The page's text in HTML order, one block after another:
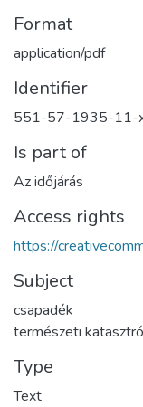
Format
application/pdf
Identifier
551-57-1935-11-
Is part of
Az időjárás
Access rights
https://
Subject
csapadék
természeti
Type
Text